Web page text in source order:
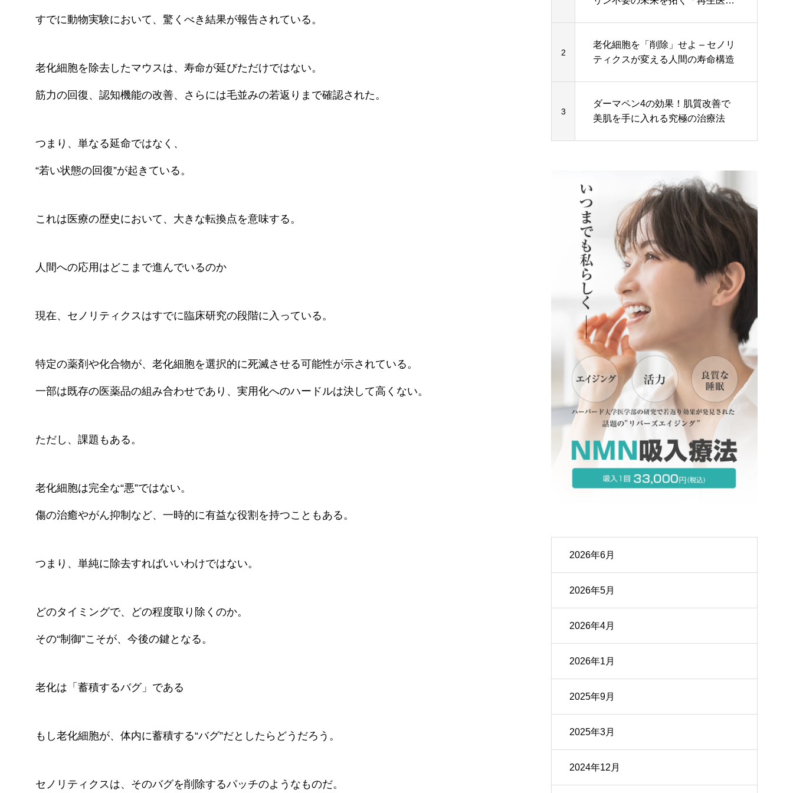
すでに動物実験において、驚くべき結果が報告されている。
老化細胞を除去したマウスは、寿命が延びただけではない。
筋力の回復、認知機能の改善、さらには毛並みの若返りまで確認された。
つまり、単なる延命ではなく、
“若い状態の回復”が起きている。
これは医療の歴史において、大きな転換点を意味する。
人間への応用はどこまで進んでいるのか
現在、セノリティクスはすでに臨床研究の段階に入っている。
特定の薬剤や化合物が、老化細胞を選択的に死滅させる可能性が示されている。
一部は既存の医薬品の組み合わせであり、実用化へのハードルは決して高くない。
ただし、課題もある。
老化細胞は完全な“悪”ではない。
傷の治癒やがん抑制など、一時的に有益な役割を持つこともある。
つまり、単純に除去すればいいわけではない。
どのタイミングで、どの程度取り除くのか。
その“制御”こそが、今後の鍵となる。
老化は「蓄積するバグ」である
もし老化細胞が、体内に蓄積する“バグ”だとしたらどうだろう。
セノリティクスは、そのバグを削除するパッチのようなものだ。
2
老化細胞を「削除」せよ – セノリ
ティクスが変える人間の寿命構造
3
ダーマペン4の効果！肌質改善で
美肌を手に入れる究極の治療法
2026年6月
2026年5月
2026年4月
2026年1月
2025年9月
2025年3月
2024年12月